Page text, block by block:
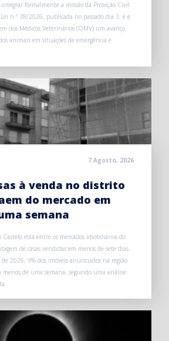
integrar formalmente a missão da Proteção Civil.
n.º 38/2026, publicada no passado dia 3, e é
dos Médicos Veterinários (OMV) um avanço
animais em situações de emergência e
7 Agosto, 2026
à venda no distrito
do mercado em
semana
está entre os mercados imobiliários do
de casas vendidas em menos de sete dias.
2026, 9% dos imóveis anunciados na região
menos de uma semana, segundo uma análise